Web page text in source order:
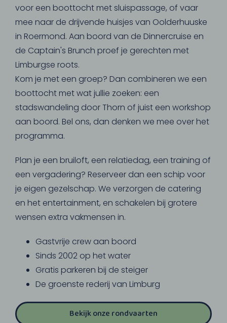
voor een boottocht met sluispassage, of vaar
mee naar de drijvende huisjes van Oolderhuuske
in Roermond. Aan boord van de Dinnercruise en
de Captain's Brunch proef je gerechten met
Limburgse roots.
Kom je met een groep? Dan combineren we een
boottocht met wat jullie zoeken: een
stadswandeling door Thorn of juist een workshop
aan boord. Bel ons, dan denken we mee over het
programma.
Plan je een bruiloft, een relatiedag, een training of
een vergadering? Reserveer dan een schip voor
je eigen gezelschap. We verzorgen de catering
en het entertainment, en schakelen bij grotere
wensen extra vakmensen in.
Gastvrije crew aan boord
Sinds 2002 op het water
Gratis parkeren bij de steiger
De groenste rederij van Limburg
Bekijk onze rondvaarten